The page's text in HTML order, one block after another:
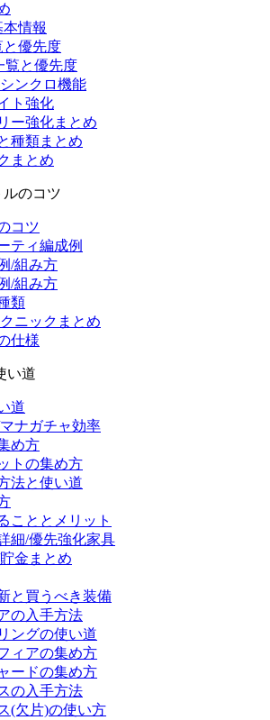
情報
と優先度
覧と優先度
ンクロ機能
ト強化
ー強化まとめ
種類まとめ
まとめ
のコツ
コツ
ティ編成例
/組み方
/組み方
類
ニックまとめ
仕様
い道
道
ナガチャ効率
め方
トの集め方
法と使い道
こととメリット
細/優先強化家具
金まとめ
と買うべき装備
の入手方法
ングの使い道
ィアの集め方
ードの集め方
の入手方法
(欠片)の使い方